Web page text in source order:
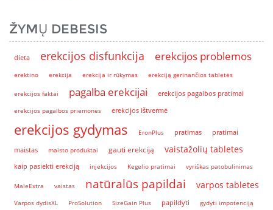
ŽYMŲ DEBESIS
dieta erekcijos disfunkcija erekcijos problemos
erektino erekcija erekcija ir rūkymas erekciją gerinančios tabletės
erekcijos faktai pagalba erekcijai erekcijos pagalbos pratimai
erekcijos pagalbos priemonės erekcijos ištvermė
erekcijos gydymas EronPlus pratimas pratimai
maistas maisto produktai gauti erekciją vaistažolių tabletes
kaip pasiekti erekciją injekcijos Kegelio pratimai vyriškas patobulinimas
MaleExtra vaistas natūralūs papildai varpos tabletes
Varpos dydisXL ProSolution SizeGain Plus papildyti
gydyti impotenciją